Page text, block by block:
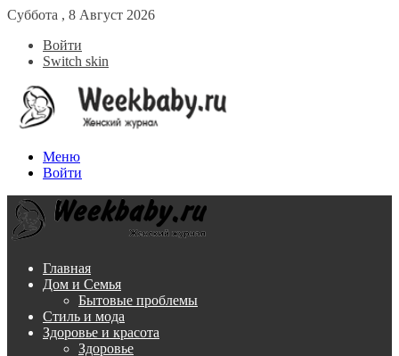
Суббота , 8 Август 2026
Войти
Switch skin
Меню
Войти
Главная
Дом и Семья
Бытовые проблемы
Стиль и мода
Здоровье и красота
Здоровье